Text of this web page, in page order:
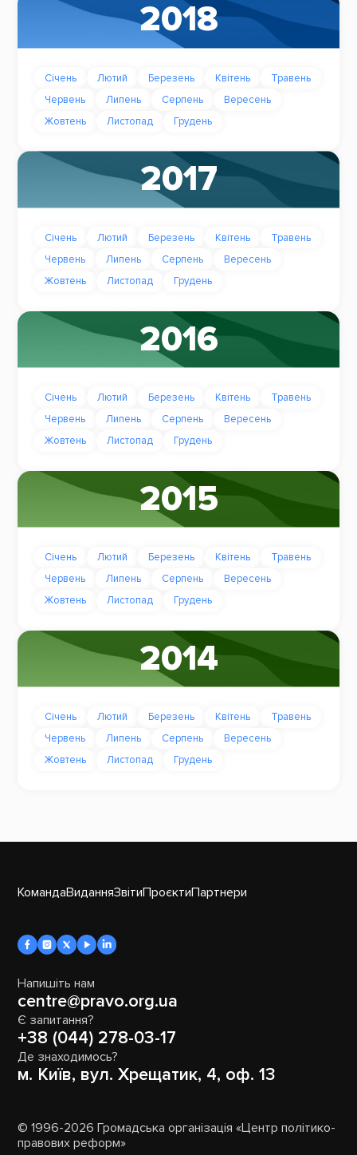
2018
Січень Лютий Березень Квітень
Травень
Червень
Липень Серпень
Вересень
Жовтень
Листопад Грудень
2017
Січень Лютий Березень Квітень
Травень
Червень
Липень Серпень
Вересень
Жовтень
Листопад Грудень
2016
Січень Лютий Березень Квітень
Травень
Червень
Липень Серпень
Вересень
Жовтень
Листопад Грудень
2015
Січень Лютий Березень Квітень
Травень
Червень
Липень Серпень
Вересень
Жовтень
Листопад Грудень
2014
Січень Лютий Березень Квітень
Травень
Червень
Липень Серпень
Вересень
Жовтень
Листопад Грудень
КомандаВиданняЗвітиПроєктиПартнери
Напишіть нам
centre@pravo.org.ua
Є запитання?
+38 (044) 278-03-17
Де знаходимось?
м. Київ, вул. Хрещатик, 4, оф. 13
© 1996-2026 Громадська організація «Центр політико-
правових реформ»